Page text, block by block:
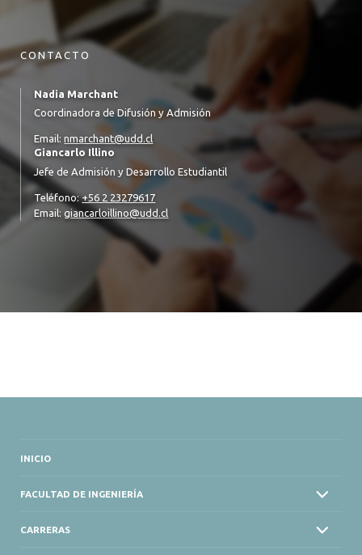
CONTACTO
Nadia Marchant
Coordinadora de Difusión y Admisión
Email:nmarchant@udd.cl
Giancarlo Illino
Jefe de Admisión y Desarrollo Estudiantil
Teléfono:+56 2 23279617
Email:giancarloillino@udd.cl
INICIO
FACULTAD DE INGENIERÍA
CARRERAS